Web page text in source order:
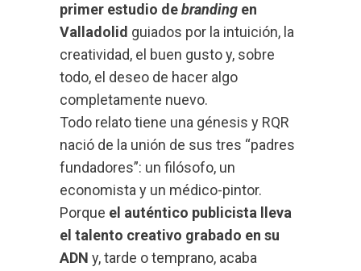
primer estudio debranding en
Valladolid guiados por la intuición, la
creatividad, el buen gusto y, sobre
todo, el deseo de hacer algo
completamente nuevo.
Todo relato tiene una génesis y RQR
nació de la unión de sus tres “padres
fundadores”: un filósofo, un
economista y un médico-pintor.
Porque el auténtico publicista lleva
el talento creativo grabado en su
ADN y, tarde o temprano, acaba